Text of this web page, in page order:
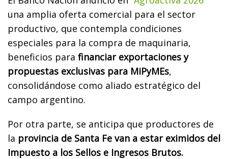
una amplia oferta comercial para el sector
productivo, que contempla condiciones
especiales para la compra de maquinaria,
beneficios para financiar exportaciones y
propuestas exclusivas para MiPyMEs,
consolidándose como aliado estratégico del
campo argentino.
Por otra parte, se anticipa que productores de
la provincia de Santa Fe van a estar eximidos del
Impuesto a los Sellos e Ingresos Brutos.